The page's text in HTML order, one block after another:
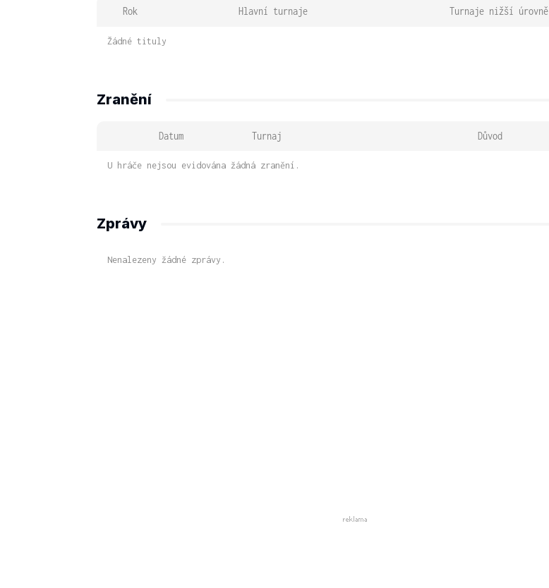
Rok Hlavní turnaje Turnaje nižší úrovně
Žádné tituly
Zranění
Datum Turnaj Důvod
U hráče nejsou evidována žádná zranění.
Zprávy
Nenalezeny žádné zprávy.